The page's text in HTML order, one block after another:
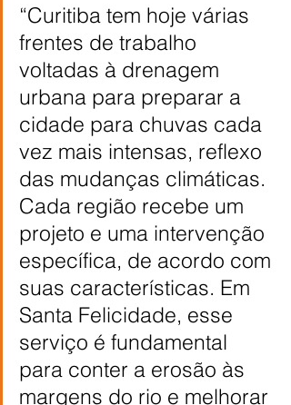
“Curitiba tem hoje várias
frentes de trabalho
voltadas à drenagem
urbana para preparar a
cidade para chuvas cada
vez mais intensas, reflexo
das mudanças climáticas.
Cada região recebe um
projeto e uma intervenção
específica, de acordo com
suas características. Em
Santa Felicidade, esse
serviço é fundamental
para conter a erosão às
margens do rio e melhorar